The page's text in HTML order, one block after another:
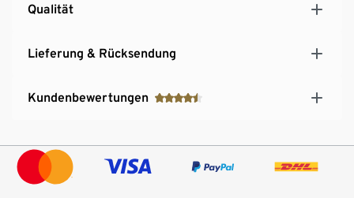
Qualität
Lieferung & Rücksendung
Kundenbewertungen